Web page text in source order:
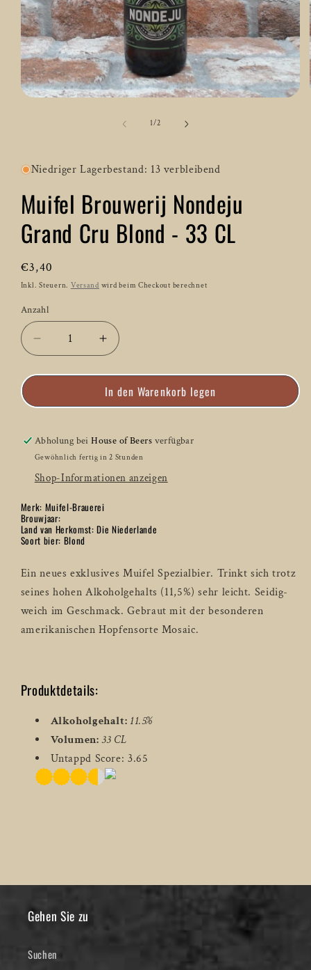
1/von
2
Niedriger Lagerbestand: 13 verbleibend
Muifel Brouwerij Nondeju
Grand Cru Blond - 33 CL
Normaler
Preis
€3,40
Inkl. Steuern. Versand wird beim Checkout berechnet
Anzahl
Anzahl
Verringere
die
Menge
Muifel
Nondeju
Grand
Blond
33
CL
Erhöhe
die
Menge
für
Muifel
Nondeju
Grand
Blond
33
CL
In den Warenkorb legen
Abholung beiHouse of Beers verfügbar
Gewöhnlich fertig in 2 Stunden
Shop-Informationen anzeigen
Merk: Muifel-Brauerei
Brouwjaar:
Land van Herkomst: Die Niederlande
Soort bier: Blond
Ein neues exklusives Muifel Spezialbier. Trinkt sich trotz
seines hohen Alkoholgehalts (11,5%) sehr leicht. Seidig-
weich im Geschmack. Gebraut mit der besonderen
amerikanischen Hopfensorte Mosaic.
Produktdetails:
Alkoholgehalt: 11.5%
Volumen:33 CL
Untappd Score: 3.65
Gehen Sie zu
Suchen